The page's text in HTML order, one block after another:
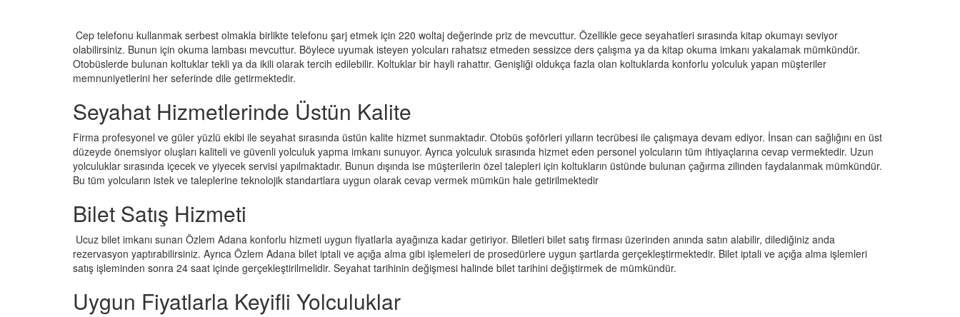
Cep telefonu kullanmak serbest olmakla birlikte telefonu şarj etmek için 220 woltaj değerinde priz de mevcuttur. Özellikle gece seyahatleri sırasında kitap okumayı seviyor
olabilirsiniz. Bunun için okuma lambası mevcuttur. Böylece uyumak isteyen yolcuları rahatsız etmeden sessizce ders çalışma ya da kitap okuma imkanı yakalamak mümkündür.
Otobüslerde bulunan koltuklar tekli ya da ikili olarak tercih edilebilir. Koltuklar bir hayli rahattır. Genişliği oldukça fazla olan koltuklarda konforlu yolculuk yapan müşteriler
memnuniyetlerini her seferinde dile getirmektedir.
Seyahat Hizmetlerinde Üstün Kalite
Firma profesyonel ve güler yüzlü ekibi ile seyahat sırasında üstün kalite hizmet sunmaktadır. Otobüs şoförleri yılların tecrübesi ile çalışmaya devam ediyor. İnsan can sağlığını en üst
düzeyde önemsiyor oluşları kaliteli ve güvenli yolculuk yapma imkanı sunuyor. Ayrıca yolculuk sırasında hizmet eden personel yolcuların tüm ihtiyaçlarına cevap vermektedir. Uzun
yolculuklar sırasında içecek ve yiyecek servisi yapılmaktadır. Bunun dışında ise müşterilerin özel talepleri için koltukların üstünde bulunan çağırma zilinden faydalanmak mümkündür.
Bu tüm yolcuların istek ve taleplerine teknolojik standartlara uygun olarak cevap vermek mümkün hale getirilmektedir
Bilet Satış Hizmeti
Ucuz bilet imkanı sunan Özlem Adana konforlu hizmeti uygun fiyatlarla ayağınıza kadar getiriyor. Biletleri bilet satış firması üzerinden anında satın alabilir, dilediğiniz anda
rezervasyon yaptırabilirsiniz. Ayrıca Özlem Adana bilet iptali ve açığa alma gibi işlemeleri de prosedürlere uygun şartlarda gerçekleştirmektedir. Bilet iptali ve açığa alma işlemleri
satış işleminden sonra 24 saat içinde gerçekleştirilmelidir. Seyahat tarihinin değişmesi halinde bilet tarihini değiştirmek de mümkündür.
Uygun Fiyatlarla Keyifli Yolculuklar